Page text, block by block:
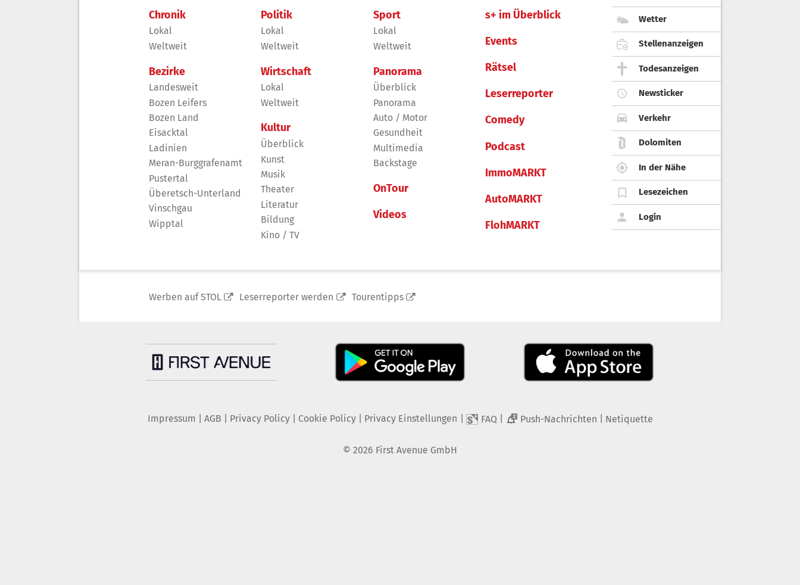
Chronik
Lokal
Weltweit
Bezirke
Landesweit
Bozen Leifers
Bozen Land
Eisacktal
Ladinien
Meran-Burggrafenamt
Pustertal
Überetsch-Unterland
Vinschgau
Wipptal
Politik
Lokal
Weltweit
Wirtschaft
Lokal
Weltweit
Kultur
Überblick
Kunst
Musik
Theater
Literatur
Bildung
Kino / TV
Sport
Lokal
Weltweit
Panorama
Überblick
Panorama
Auto / Motor
Gesundheit
Multimedia
Backstage
OnTour
Videos
s+ im Überblick
Events
Rätsel
Leserreporter
Comedy
Podcast
ImmoMARKT
AutoMARKT
FlohMARKT
Wetter
Stellenanzeigen
Todesanzeigen
Newsticker
Verkehr
Dolomiten
In der Nähe
Lesezeichen
Login
Werben auf STOL Leserreporter werden Tourentipps
Impressum AGB Privacy Policy| Cookie Policy| Privacy Einstellungen FAQ 2 Push-Nachrichten Netiquette
© 2026 First Avenue GmbH